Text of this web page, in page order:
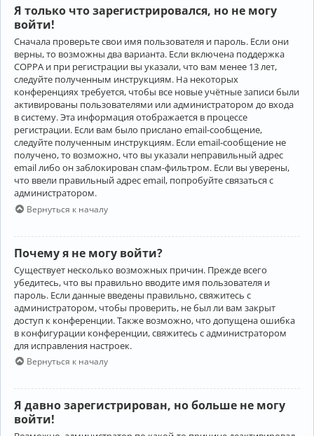
Я только что зарегистрировался, но не могу
войти!
Сначала проверьте свои имя пользователя и пароль. Если они
верны, то возможны два варианта. Если включена поддержка
COPPA и при регистрации вы указали, что вам менее 13 лет,
следуйте полученным инструкциям. На некоторых
конференциях требуется, чтобы все новые учётные записи были
активированы пользователями или администратором до входа
в систему. Эта информация отображается в процессе
регистрации. Если вам было прислано email-сообщение,
следуйте полученным инструкциям. Если email-сообщение не
получено, то возможно, что вы указали неправильный адрес
email либо он заблокирован спам-фильтром. Если вы уверены,
что ввели правильный адрес email, попробуйте связаться с
администратором.
Вернуться к началу
Почему я не могу войти?
Существует несколько возможных причин. Прежде всего
убедитесь, что вы правильно вводите имя пользователя и
пароль. Если данные введены правильно, свяжитесь с
администратором, чтобы проверить, не был ли вам закрыт
доступ к конференции. Также возможно, что допущена ошибка
в конфигурации конференции, свяжитесь с администратором
для исправления настроек.
Вернуться к началу
Я давно зарегистрирован, но больше не могу
войти!